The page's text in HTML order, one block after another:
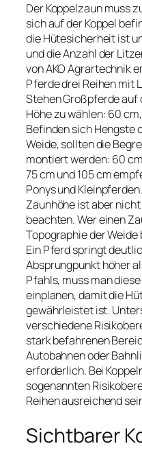
Der Koppelzaun muss
sich auf der Koppel
die Hütesicherheit ist
und die Anzahl der
von AKO Agrartechnik
Pferde drei Reihen mit
Stehen Großpferde auf
Höhe zu wählen: 60
Befinden sich Hengste
Weide, sollten die
montiert werden: 60
75 cm und 105 cm
Ponys und
Zaunhöhe ist aber
beachten. Wer einen
Topographie der
Ein Pferd springt
Absprungpunkt höher
Pfahls, muss man
einplanen, damit die
gewährleistet ist.
verschiedene
stark befahrenen
Autobahnen oder
erforderlich. Bei
sogenannten
Reihen ausreichend
Sichtbarer